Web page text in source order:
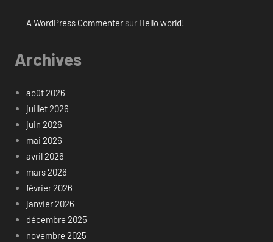
A WordPress Commentersur Hello world!
Archives
août 2026
juillet 2026
juin 2026
mai 2026
avril 2026
mars 2026
février 2026
janvier 2026
décembre 2025
novembre 2025